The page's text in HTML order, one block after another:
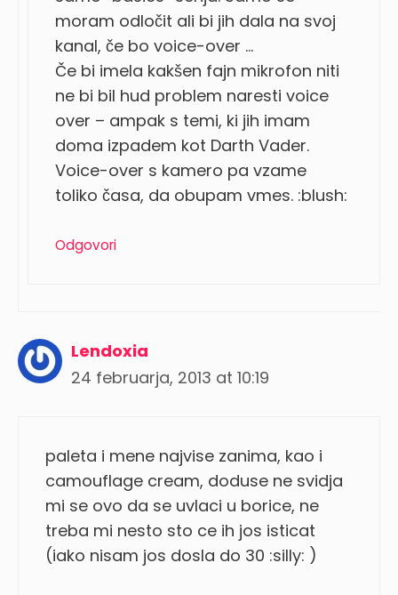
moram odločit ali bi jih dala na svoj
kanal, če bo voice-over …
Če bi imela kakšen fajn mikrofon niti
ne bi bil hud problem naresti voice
over – ampak s temi, ki jih imam
doma izpadem kot Darth Vader.
Voice-over s kamero pa vzame
toliko časa, da obupam vmes. :blush:
Odgovori
Lendoxia
24 februarja, 2013 at 10:19
paleta i mene najvise zanima, kao i
camouflage cream, doduse ne svidja
mi se ovo da se uvlaci u borice, ne
treba mi nesto sto ce ih jos isticat
(iako nisam jos dosla do 30 :silly: )